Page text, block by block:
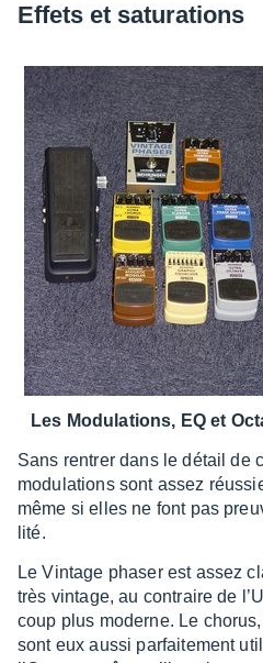
Effets et satu­ra­tions
Les Modu­la­tions, EQ et
Sans rentrer dans le détail de
modu­la­tions sont assez
même si elles ne font pas
lité.
Le Vintage phaser est assez
très vintage, au contraire de
coup plus moderne. Le
sont eux aussi parfai­te­ment